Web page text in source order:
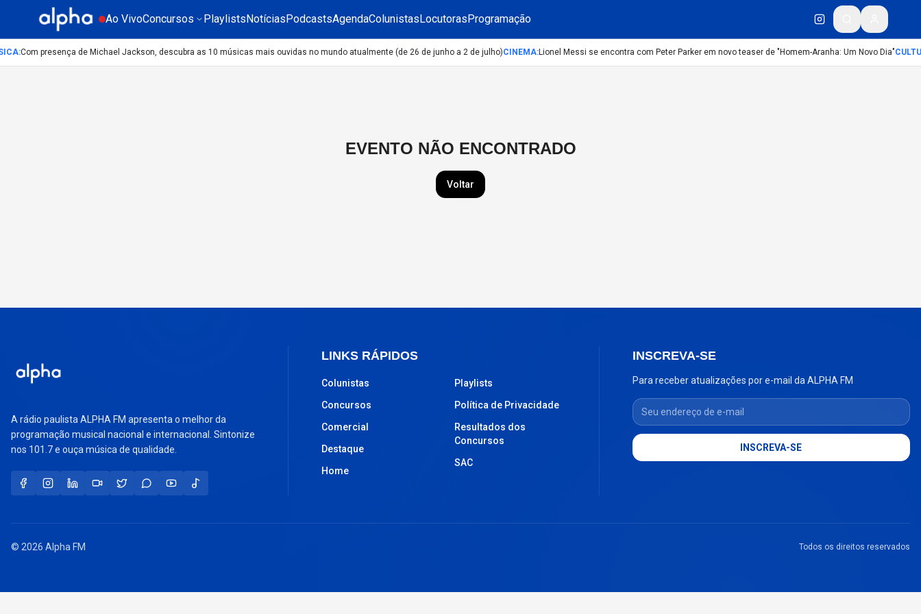
Ao VivoConcursos PlaylistsNotíciasPodcastsAgendaColunistasLocutorasProgramação
:Com presença de Michael Jackson, descubra as 10 músicas mais ouvidas no mundo atualmente (de 26 de junho a 2 de julho)CINEMA:Lionel Messi se encontra com Peter Parker em novo teaser de "Homem-Aranha: Um Novo Dia"
EVENTO NÃO ENCONTRADO
Voltar
A rádio paulista ALPHA FM apresenta o melhor da
programação musical nacional e internacional. Sintonize
nos 101.7 e ouça música de qualidade.
LINKS RÁPIDOS
Colunistas
Concursos
Comercial
Destaque
Home
Playlists
Política de Privacidade
Resultados dos
Concursos
SAC
INSCREVA-SE
Para receber atualizações por e-mail da ALPHA FM
Seu endereço de e-mail
INSCREVA-SE
© 2026 Alpha FM Todos os direitos reservados